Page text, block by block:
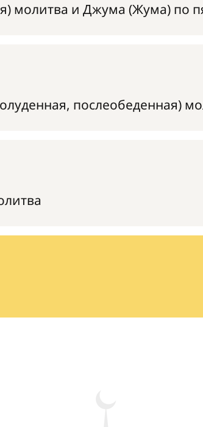
молитва и Джума (Жума) по
послеобеденная)